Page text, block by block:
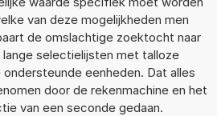
van deze mogelijkheden men
de omslachtige zoektocht naar
selectielijsten met talloze
eenheden. Dat alles
door de rekenmachine en het
van een seconde gedaan.